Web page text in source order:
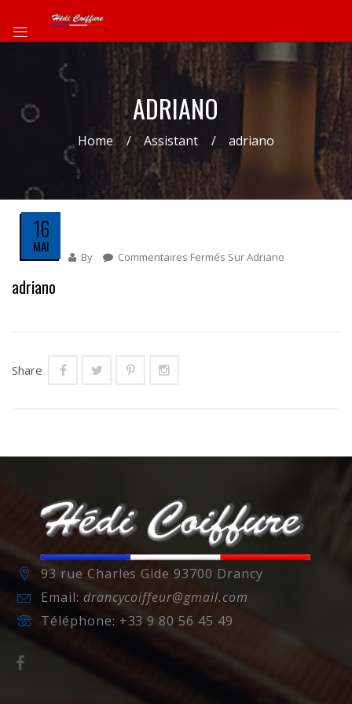
ADRIANO
Home Assistant adriano
16
MAI
By Commentaires Fermés Sur Adriano
adriano
Share
93 rue Charles Gide 93700 Drancy
Email: drancycoiffeur@gmail.com
Téléphone: +33 9 80 56 45 49